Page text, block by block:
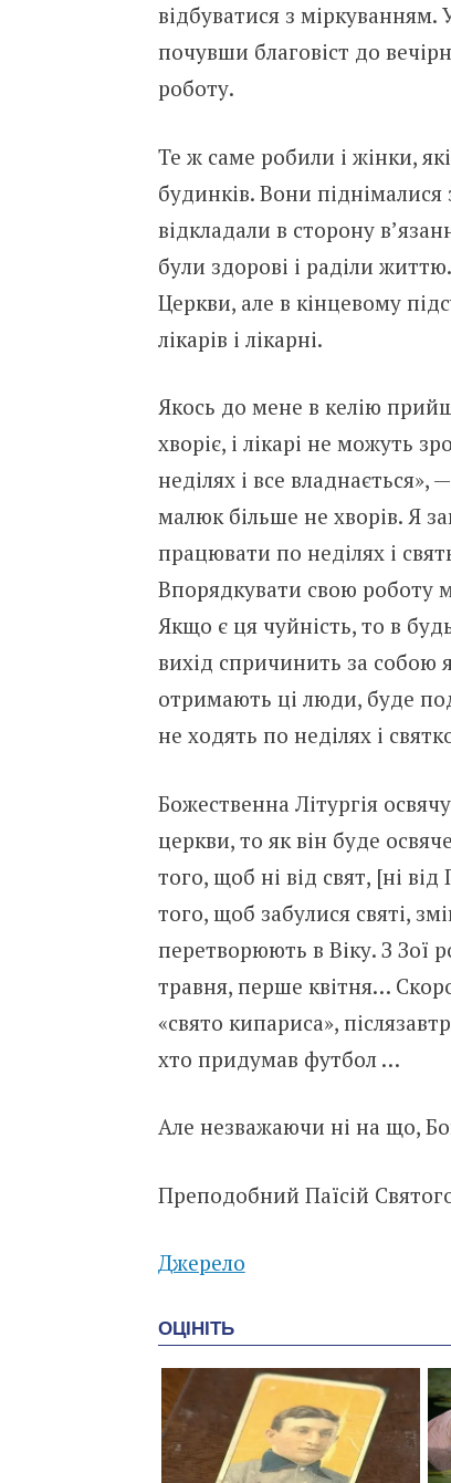
відбуватися з міркуванням.
почувши благовіст до
роботу.
Те ж саме робили і жінки,
будинків. Вони
відкладали в сторону
були здорові і раділи
Церкви, але в кінцевому
лікарів і лікарні.
Якось до мене в келію
хворіє, і лікарі не можуть
неділях і все владнається»,
малюк більше не хворів. Я
працювати по неділях і
Впорядкувати свою роботу
Якщо є ця чуйність, то в
вихід спричинить за собою
отримають ці люди, буде
не ходять по неділях і
Божественна Літургія
церкви, то як він буде
того, щоб ні від свят, [ні
того, щоб забулися святі,
перетворюють в Віку. З Зої
травня, перше квітня…
«свято кипариса»,
хто придумав футбол …
Але незважаючи ні на що,
Преподобний Паїсій
Джерело